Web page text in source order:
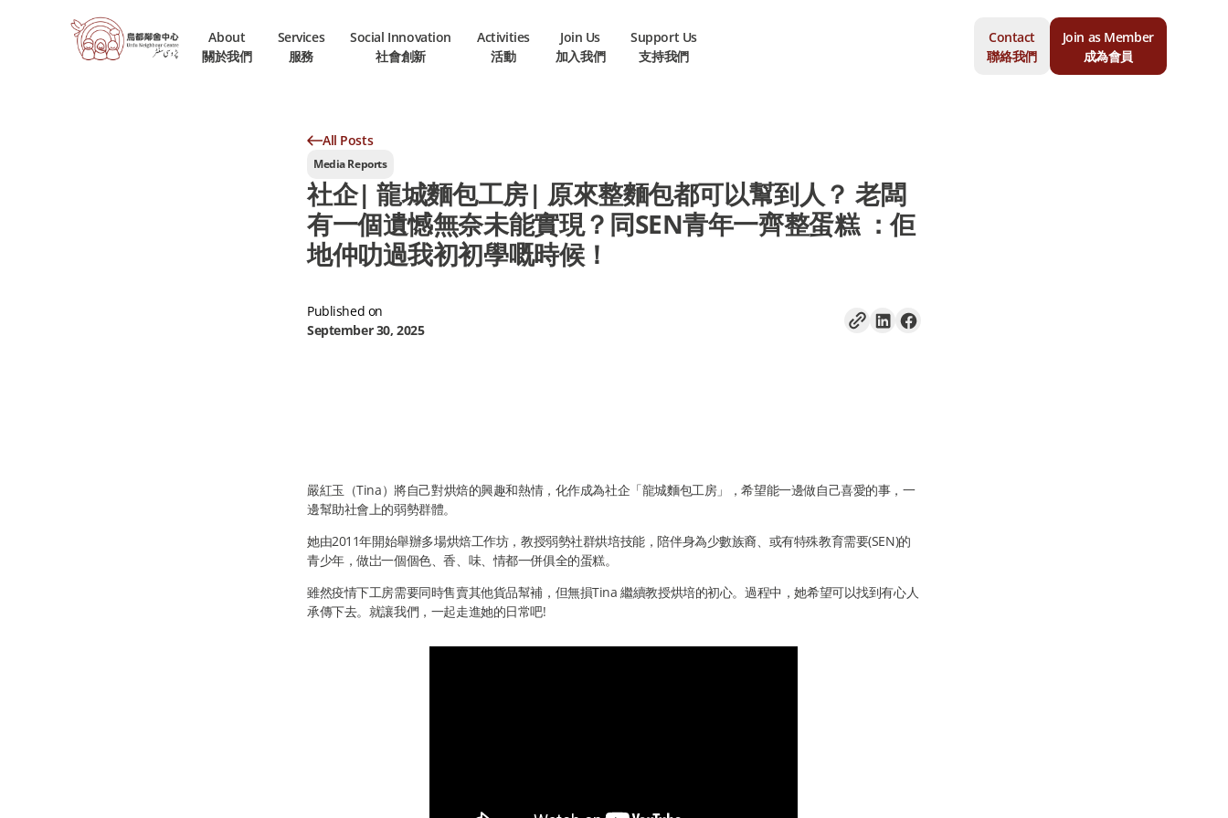
About
關於我們
Services
服務
Social Innovation
社會創新
Activities
活動
Join Us
加入我們
Support Us
支持我們
Contact
聯絡我們
Join as Member
成為會員
All Posts
Media Reports
社企| 龍城麵包工房| 原來整麵包都可以幫到人？ 老闆
有一個遺憾無奈未能實現？同SEN青年一齊整蛋糕 ：佢
地仲叻過我初初學嘅時候！
Published on
September 30, 2025
嚴紅玉（Tina）將自己對烘焙的興趣和熱情，化作成為社企「龍城麵包工房」，希望能一邊做自己喜愛的事，一
邊幫助社會上的弱勢群體。
她由2011年開始舉辦多場烘焙工作坊，教授弱勢社群烘培技能，陪伴身為少數族裔、或有特殊教育需要(SEN)的
青少年，做岀一個個色、香、味、情都一併俱全的蛋糕。
雖然疫情下工房需要同時售賣其他貨品幫補，但無損Tina 繼續教授烘培的初心。過程中，她希望可以找到有心人
承傳下去。就讓我們，一起走進她的日常吧!